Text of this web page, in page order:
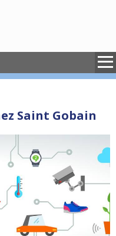
Saint Gobain